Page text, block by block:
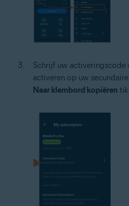
Schrijf uw activeringscode
activeren op uw
Naar klembord kopiëren